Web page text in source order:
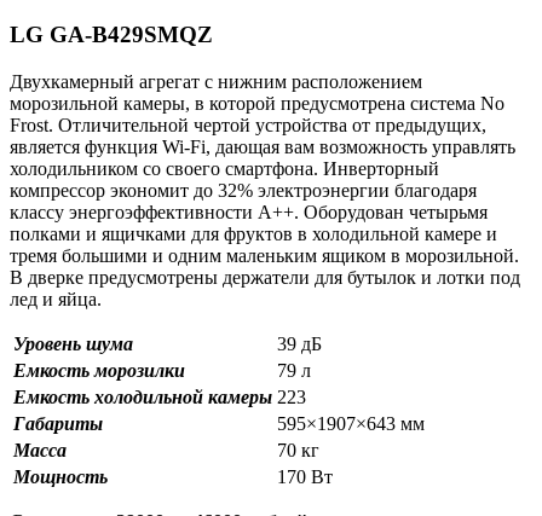
LG GA-B429SMQZ
Двухкамерный агрегат с нижним расположением
морозильной камеры, в которой предусмотрена система No
Frost. Отличительной чертой устройства от предыдущих,
является функция Wi-Fi, дающая вам возможность управлять
холодильником со своего смартфона. Инверторный
компрессор экономит до 32% электроэнергии благодаря
классу энергоэффективности А++. Оборудован четырьмя
полками и ящичками для фруктов в холодильной камере и
тремя большими и одним маленьким ящиком в морозильной.
В дверке предусмотрены держатели для бутылок и лотки под
лед и яйца.
Уровень шума
39 дБ
Емкость морозилки
79 л
Емкость холодильной камеры 223
Габариты
595×1907×643 мм
Масса
70 кг
Мощность
170 Вт